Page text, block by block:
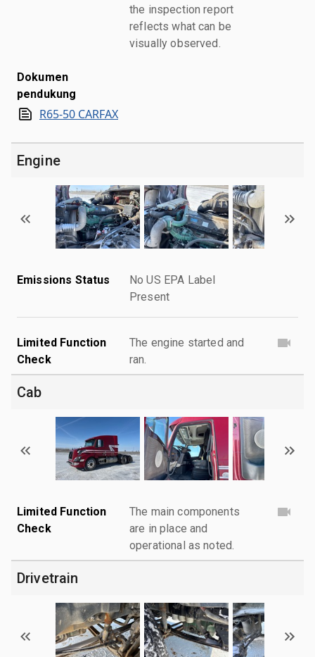
the inspection report
reflects what can be
visually observed.
Dokumen
pendukung
R65-50 CARFAX
Engine
Emissions Status
No US EPA Label
Present
Limited Function
Check
The engine started and
ran.
Cab
Limited Function
Check
The main components
are in place and
operational as noted.
Drivetrain